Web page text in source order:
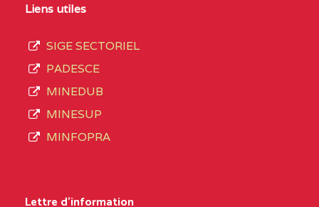
CENTRE
CENTRE
du
de
septembre
2020
compte
3408
Liens utiles
SIGE SECTORIEL
PADESCE
MINEDUB
MINESUP
MINFOPRA
Lettre d'information